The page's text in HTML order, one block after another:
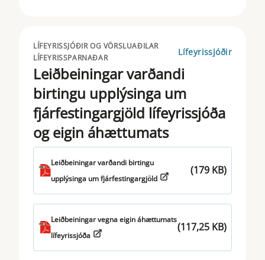
LÍFEYRISSJÓÐIR OG VÖRSLUAÐILAR
LÍFEYRISSPARNAÐAR
Lífeyrissjóðir
Leiðbeiningar varðandi
birtingu upplýsinga um
fjárfestingargjöld lífeyrissjóða
og eigin áhættumats
Leiðbeiningar varðandi birtingu
upplýsinga um fjárfestingargjöld
(179 KB)
Leiðbeiningar vegna eigin áhættumats
lífeyrissjóða
(117,25 KB)